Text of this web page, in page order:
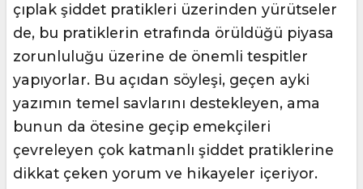
çıplak şiddet pratikleri üzerinden yürütseler
de, bu pratiklerin etrafında örüldüğü piyasa
zorunluluğu üzerine de önemli tespitler
yapıyorlar. Bu açıdan söyleşi, geçen ayki
yazımın temel savlarını destekleyen, ama
bunun da ötesine geçip emekçileri
çevreleyen çok katmanlı şiddet pratiklerine
dikkat çeken yorum ve hikayeler içeriyor.